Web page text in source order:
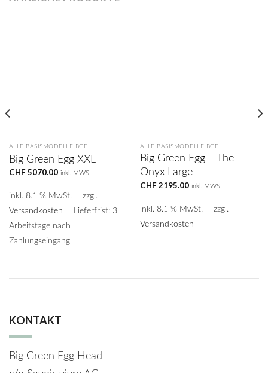
ALLE BASISMODELLE BGE
Big Green Egg XXL
CHF 5070.00 inkl. MWSt
inkl. 8.1 % MwSt.
zzgl.
Versandkosten
Lieferfrist: 3
Arbeitstage nach
Zahlungseingang
ALLE BASISMODELLE BGE
Big Green Egg – The
Onyx Large
CHF 2195.00 inkl. MWSt
inkl. 8.1 % MwSt.
zzgl.
Versandkosten
KONTAKT
Big Green Egg Head